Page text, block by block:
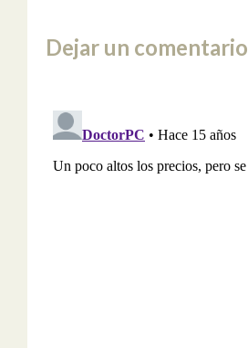
Dejar un comentario